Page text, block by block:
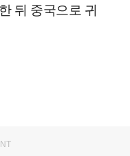
뒤 중국으로 귀